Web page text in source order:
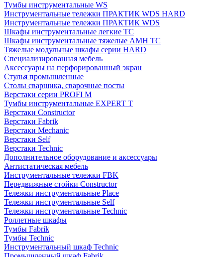
Тумбы инструментальные WS
Инструментальные тележки ПРАКТИК WDS HARD
Инструментальные тележки ПРАКТИК WDS
Шкафы инструментальные легкие ТС
Шкафы инструментальные тяжелые AMH TC
Тяжелые модульные шкафы серии HARD
Cпециализированная мебель
Аксессуары на перфорированный экран
Стулья промышленные
Столы сварщика, сварочные посты
Верстаки серии PROFI M
Тумбы инструментальные EXPERT T
Верстаки Constructor
Верстаки Fabrik
Верстаки Mechanic
Верстаки Self
Верстаки Technic
Дополнительное оборудование и аксессуары
Антистатическая мебель
Инструментальные тележки FBK
Передвижные стойки Constructor
Тележки инструментальные Place
Тележки инструментальные Self
Тележки инструментальные Technic
Роллетные шкафы
Тумбы Fabrik
Тумбы Technic
Инструментальный шкаф Technic